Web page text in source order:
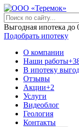
Выгодная ипотека до
Подобрать ипотеку
О компании
Наши работы
В ипотеку
Отзывы
Акции+2
Услуги
Видеоблог
Геология
Контакты